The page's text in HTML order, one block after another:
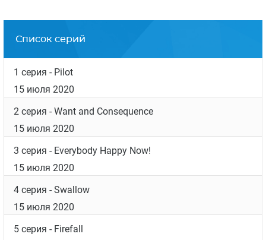
Список серий
1 серия - Pilot
15 июля 2020
2 серия - Want and Consequence
15 июля 2020
3 серия - Everybody Happy Now!
15 июля 2020
4 серия - Swallow
15 июля 2020
5 серия - Firefall